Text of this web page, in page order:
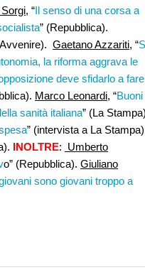
“Il senso di una corsa a
” (Repubblica).
Gaetano Azzariti, “
la riforma aggrava le
deve sfidarlo a fare
Marco Leonardi, “Buoni
sanità italiana” (La
” (intervista a La
INOLTRE: Umberto
o” (Repubblica). Giuliano
sono giovani troppo a